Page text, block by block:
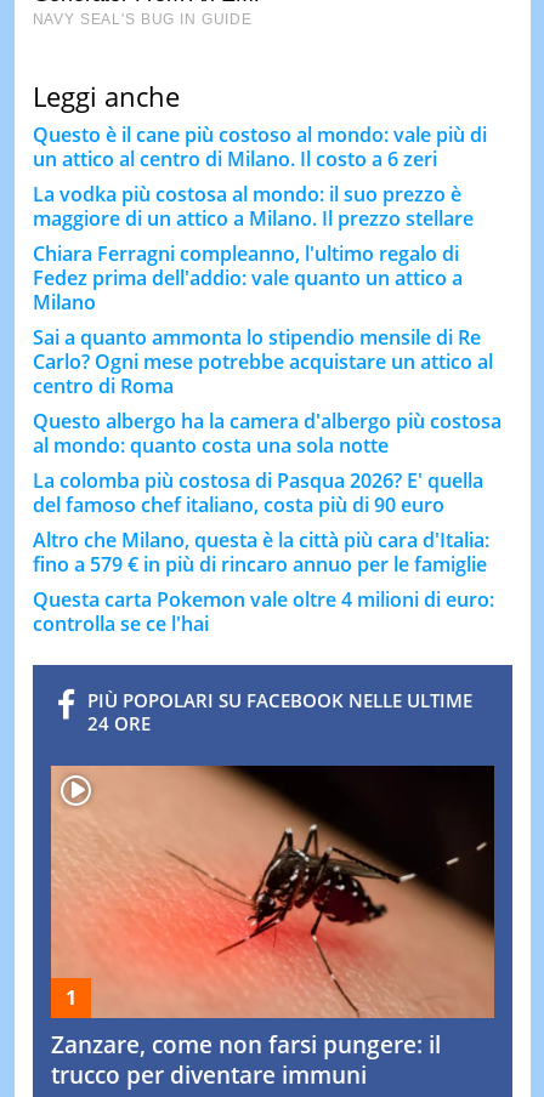
Leggi anche
Questo è il cane più costoso al mondo: vale più di
un attico al centro di Milano. Il costo a 6 zeri
La vodka più costosa al mondo: il suo prezzo è
maggiore di un attico a Milano. Il prezzo stellare
Chiara Ferragni compleanno, l'ultimo regalo di
Fedez prima dell'addio: vale quanto un attico a
Milano
Sai a quanto ammonta lo stipendio mensile di Re
Carlo? Ogni mese potrebbe acquistare un attico al
centro di Roma
Questo albergo ha la camera d'albergo più costosa
al mondo: quanto costa una sola notte
La colomba più costosa di Pasqua 2026? E' quella
del famoso chef italiano, costa più di 90 euro
Altro che Milano, questa è la città più cara d'Italia:
fino a 579 € in più di rincaro annuo per le famiglie
Questa carta Pokemon vale oltre 4 milioni di euro:
controlla se ce l'hai
PIÙ POPOLARI SU FACEBOOK NELLE ULTIME
24 ORE
Zanzare, come non farsi pungere: il
trucco per diventare immuni